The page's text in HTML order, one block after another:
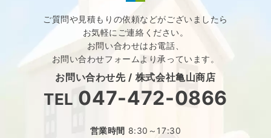
ご質問や見積もりの依頼などがございましたら
お気軽にご連絡ください。
お問い合わせはお電話、
お問い合わせフォームより承っています。
お問い合わせ先 / 株式会社亀山商店
TEL 047-472-0866
営業時間 8:30～17:30